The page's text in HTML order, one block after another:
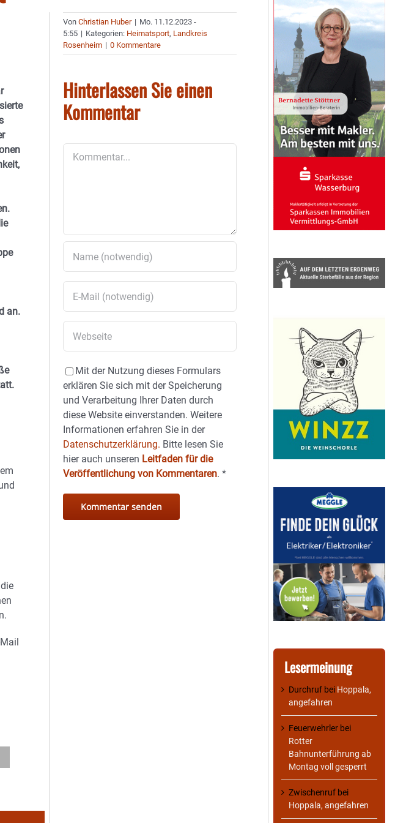
an.
VonChristian Huber | Mo. 11.12.2023 -
5:55 | Kategorien: Heimatsport, Landkreis
Rosenheim | 0 Kommentare
Hinterlassen Sie einen
Kommentar
Mit der Nutzung dieses Formulars
erklären Sie sich mit der Speicherung
und Verarbeitung Ihrer Daten durch
diese Website einverstanden. Weitere
Informationen erfahren Sie in der
Datenschutzerklärung. Bitte lesen Sie
hier auch unseren Leitfaden für die
Veröffentlichung von Kommentaren.*
Lesermeinung
Durchruf bei Hoppala,
angefahren
Feuerwehrler bei
Rotter
Bahnunterführung ab
Montag voll gesperrt
Zwischenruf bei
Hoppala, angefahren